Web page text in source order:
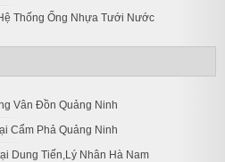
Thống Ống Nhựa Tưới Nước
Vân Đồn Quảng Ninh
Cẩm Phả Quảng Ninh
Dung Tiến,Lý Nhân Hà Nam